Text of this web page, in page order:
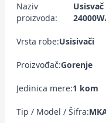
Naziv
proizvoda:
Usisvač
Vrsta robe:Usisivači
Proizvođač:Gorenje
Jedinica mere:1 kom
Tip / Model / Šifra: